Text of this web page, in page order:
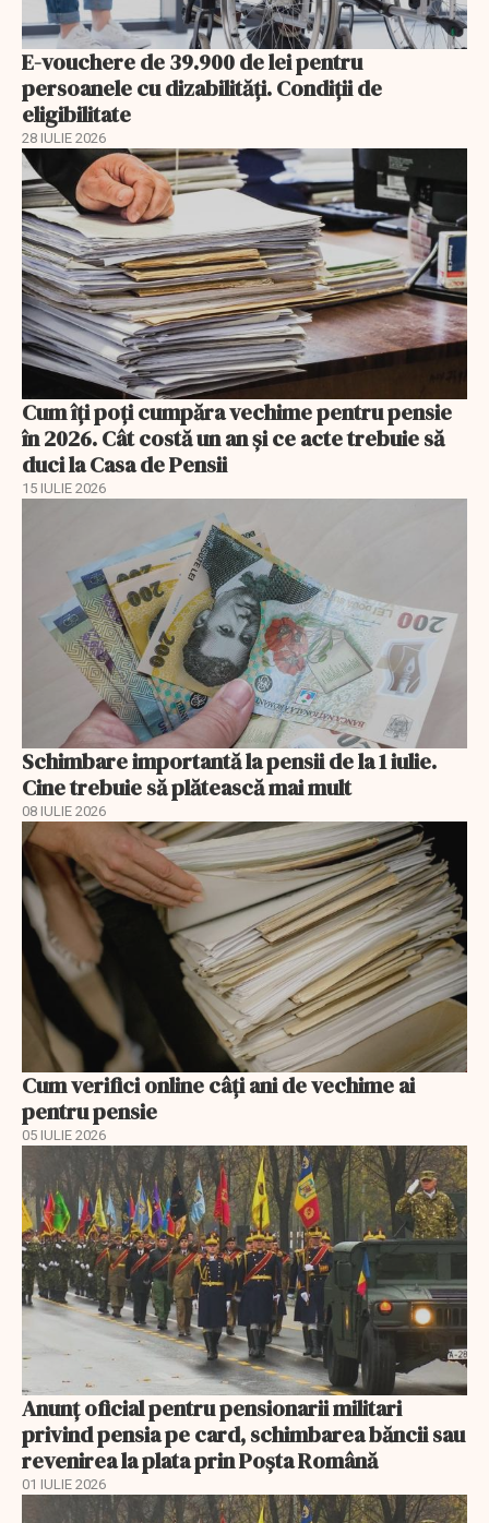
E-vouchere de 39.900 de lei pentru
persoanele cu dizabilități. Condiții de
eligibilitate
28 IULIE 2026
Cum îți poți cumpăra vechime pentru pensie
în 2026. Cât costă un an și ce acte trebuie să
duci la Casa de Pensii
15 IULIE 2026
Schimbare importantă la pensii de la 1 iulie.
Cine trebuie să plătească mai mult
08 IULIE 2026
Cum verifici online câți ani de vechime ai
pentru pensie
05 IULIE 2026
Anunţ oficial pentru pensionarii militari
privind pensia pe card, schimbarea băncii sau
revenirea la plata prin Poşta Română
01 IULIE 2026